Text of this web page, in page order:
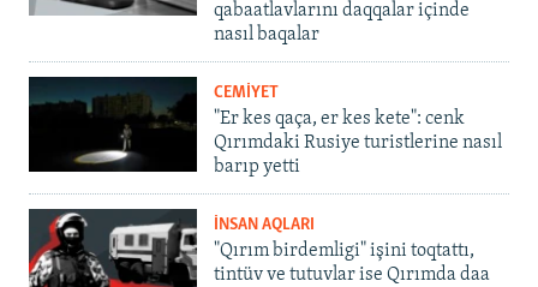
qabaatlavlarını daqqalar içinde
nasıl baqalar
CEMİYET
"Er kes qaça, er kes kete": cenk
Qırımdaki Rusiye turistlerine nasıl
barıp yetti
İNSAN AQLARI
"Qırım birdemligi" işini toqtattı,
tintüv ve tutuvlar ise Qırımda daa